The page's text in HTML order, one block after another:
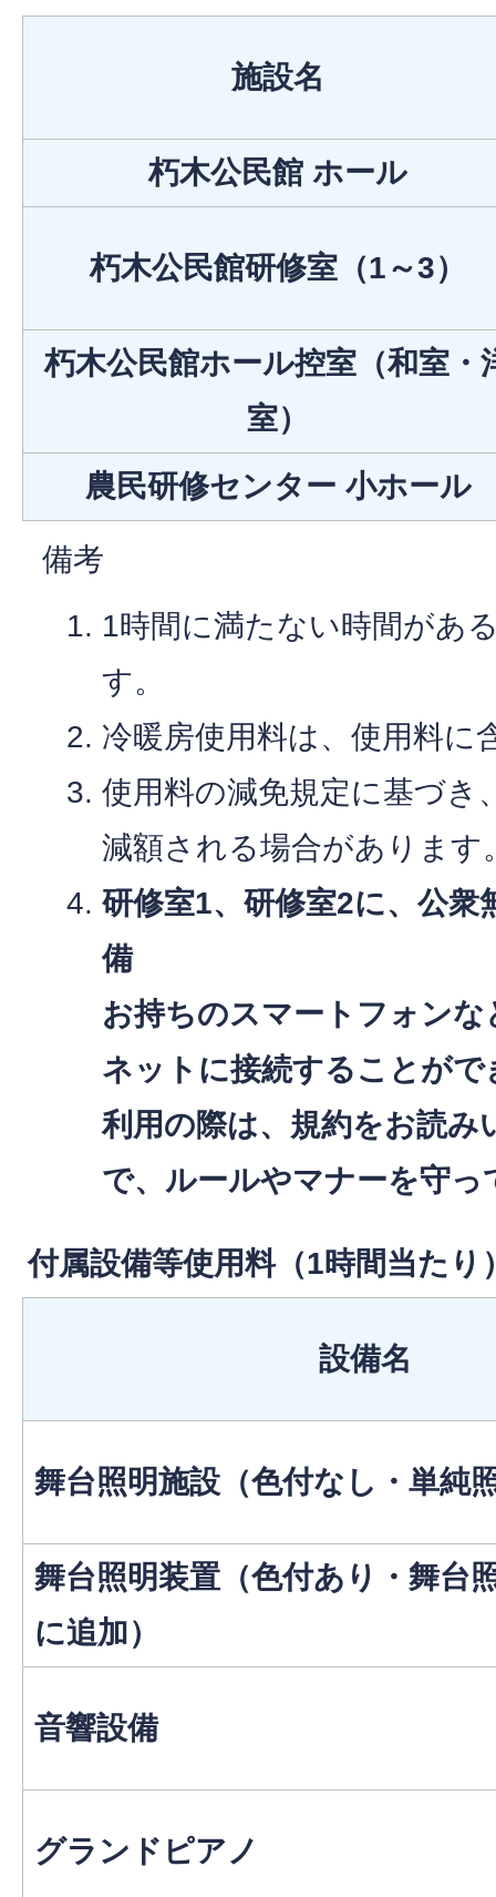
施設名
朽木公民館 ホール
朽木公民館研修室（1～3）
朽木公民館ホール控室（和室・
室）
農民研修センター 小ホール
備考
1時間に満たない時間があ
す。
冷暖房使用料は、使用料に
使用料の減免規定に基づき
減額される場合があります
研修室1、研修室2に、公
備
お持ちのスマートフォン
ネットに接続することがで
利用の際は、規約をお読み
で、ルールやマナーを守
付属設備等使用料（1時間当たり
設備名
舞台照明施設（色付なし・単純
舞台照明装置（色付あり・舞台
に追加）
音響設備
グランドピアノ